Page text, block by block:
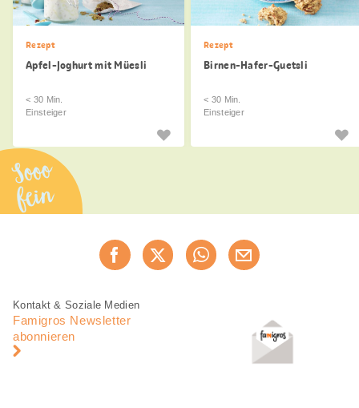
Rezept
Apfel-Joghurt mit Müesli
< 30 Min.
Einsteiger
Rezept
Birnen-Hafer-Guetsli
< 30 Min.
Einsteiger
Sooo
fein
Jetzt weiterempfehlen
Fusszeile
Fusszeile
Navigation
Kontakt & Soziale Medien
Famigros Newsletter
abonnieren